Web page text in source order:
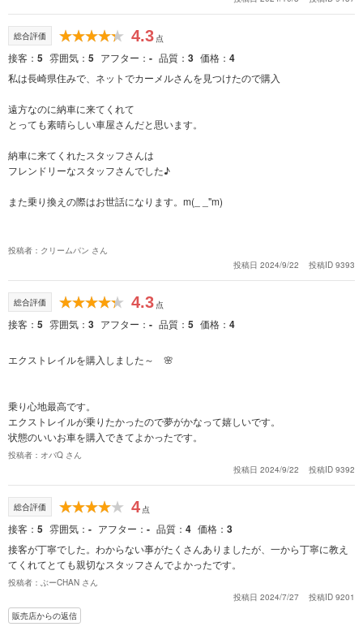
総合評価 4.3 点
接客 5 雰囲気 5 アフター - 品質 3 価格 4
私は長崎県住みで、ネットでカーメルさんを見つけたので購入
遠方なのに納車に来てくれて
とっても素晴らしい車屋さんだと思います。
納車に来てくれたスタッフさんは
フレンドリーなスタッフさんでした♪
また乗り換えの際はお世話になります。m(_ _"m)
投稿者：クリームパン さん
投稿日 2024/9/22
投稿ID 9393
総合評価 4.3 点
接客 5 雰囲気 3 アフター - 品質 5 価格 4
エクストレイルを購入しました～ 🌸
乗り心地最高です。
エクストレイルが乗りたかったので夢がかなって嬉しいです。
状態のいいお車を購入できてよかったです。
投稿者：オバQ さん
投稿日 2024/9/22
投稿ID 9392
総合評価 4 点
接客 5 雰囲気 - アフター - 品質 4 価格 3
接客が丁寧でした。わからない事がたくさんありましたが、一から丁寧に教え
てくれてとても親切なスタッフさんでよかったです。
投稿者：ぶーCHAN さん
投稿日 2024/7/27
投稿ID 9201
販売店からの返信